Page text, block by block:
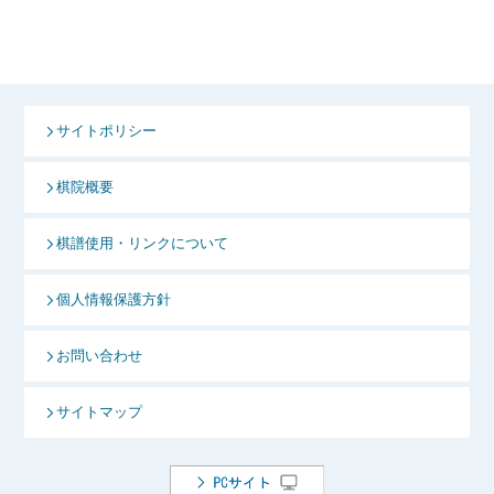
サイトポリシー
棋院概要
棋譜使用・リンクについて
個人情報保護方針
お問い合わせ
サイトマップ